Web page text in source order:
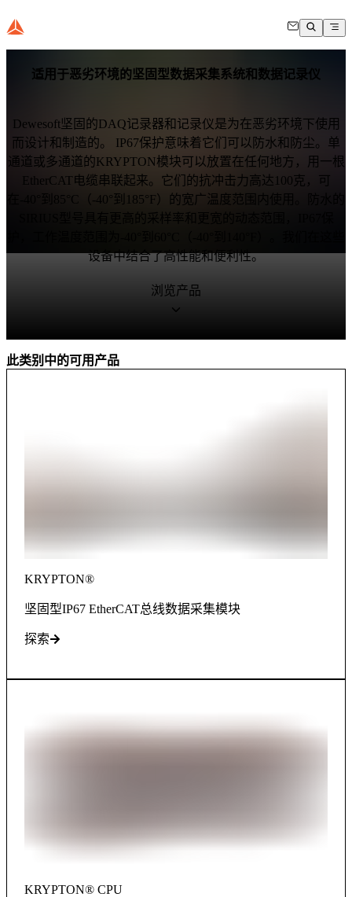
适用于恶劣环境的坚固型数据采集系统和数据记录仪
Dewesoft坚固的DAQ记录器和记录仪是为在恶劣环境下使用
而设计和制造的。 IP67保护意味着它们可以防水和防尘。单
通道或多通道的KRYPTON模块可以放置在任何地方，用一根
EtherCAT电缆串联起来。它们的抗冲击力高达100克，可
在-40°到85°C（-40°到185°F）的宽广温度范围内使用。防水的
SIRIUS型号具有更高的采样率和更宽的动态范围，IP67保
设备中结合了高性能和便利性。
浏览产品
此类别中的可用产品
KRYPTON®
坚固型IP67 EtherCAT总线数据采集模块
探索
KRYPTON® CPU